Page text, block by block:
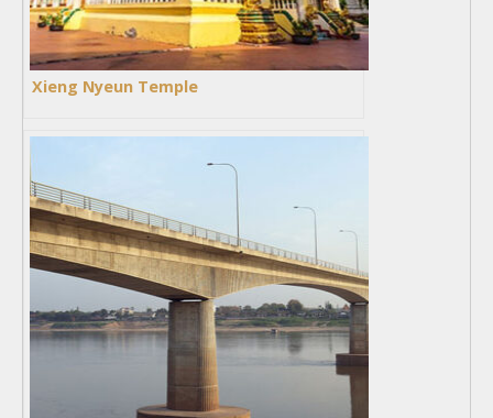
Xieng Nyeun Temple